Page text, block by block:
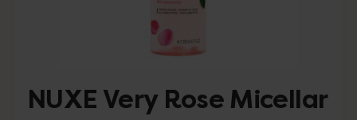
NUXE Very Rose Micellar